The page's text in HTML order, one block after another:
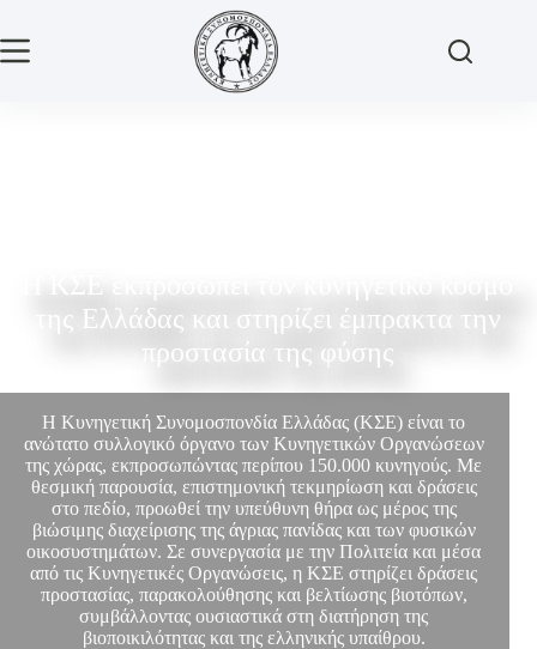
της Ελλάδας και στηρίζει έμπρακτα την
προστασία της φύσης
Η Κυνηγετική Συνομοσπονδία Ελλάδας (ΚΣΕ) είναι το
ανώτατο συλλογικό όργανο των Κυνηγετικών Οργανώσεων
της χώρας, εκπροσωπώντας περίπου 150.000 κυνηγούς. Με
θεσμική παρουσία, επιστημονική τεκμηρίωση και δράσεις
στο πεδίο, προωθεί την υπεύθυνη θήρα ως μέρος της
βιώσιμης διαχείρισης της άγριας πανίδας και των φυσικών
οικοσυστημάτων. Σε συνεργασία με την Πολιτεία και μέσα
από τις Κυνηγετικές Οργανώσεις, η ΚΣΕ στηρίζει δράσεις
προστασίας, παρακολούθησης και βελτίωσης βιοτόπων,
συμβάλλοντας ουσιαστικά στη διατήρηση της
βιοποικιλότητας και της ελληνικής υπαίθρου.